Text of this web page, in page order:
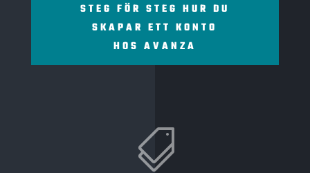
STEG FÖR STEG HUR DU
SKAPAR ETT KONTO
HOS AVANZA
